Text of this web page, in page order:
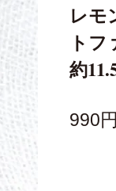
レモ
ト
約
990